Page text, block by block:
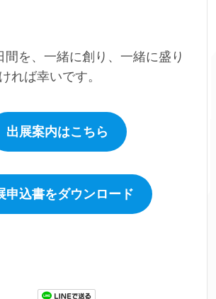
間を、一緒に創り、一緒に盛り
れば幸いです。
出展案内はこちら
申込書をダウンロード